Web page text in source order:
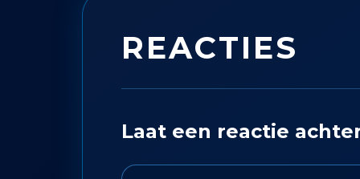
REACTIES
Laat een reactie